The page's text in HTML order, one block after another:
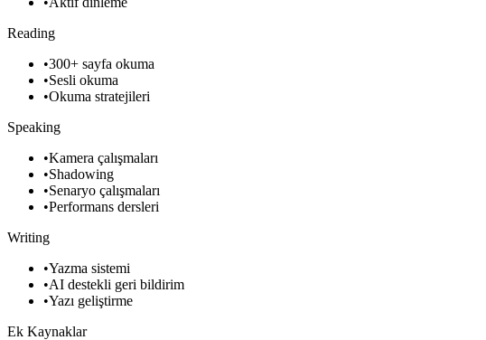
Reading
•300+ sayfa okuma
•Sesli okuma
•Okuma stratejileri
Speaking
•Kamera çalışmaları
•Shadowing
•Senaryo çalışmaları
•Performans dersleri
Writing
•Yazma sistemi
•AI destekli geri bildirim
•Yazı geliştirme
Ek Kaynaklar